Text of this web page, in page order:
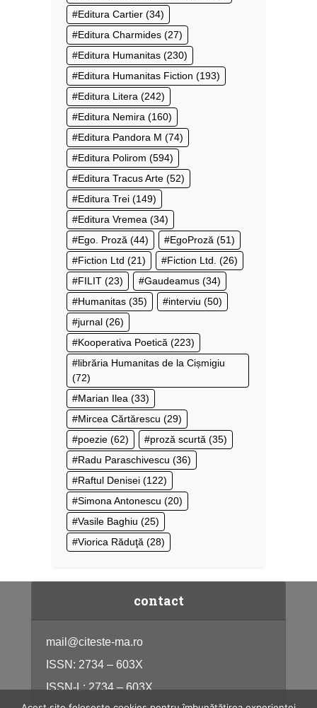
Editura Cartier (34)
Editura Charmides (27)
Editura Humanitas (230)
Editura Humanitas Fiction (193)
Editura Litera (242)
Editura Nemira (160)
Editura Pandora M (74)
Editura Polirom (594)
Editura Tracus Arte (52)
Editura Trei (149)
Editura Vremea (34)
Ego. Proză (44) EgoProză (51)
Fiction Ltd (21) Fiction Ltd. (26)
FILIT (23) Gaudeamus (34)
Humanitas (35) interviu (50)
jurnal (26)
Kooperativa Poetică (223)
librăria Humanitas de la Cișmigiu
(72)
Marian Ilea (33)
Mircea Cărtărescu (29)
poezie (62) proză scurtă (35)
Radu Paraschivescu (36)
Raftul Denisei (122)
Simona Antonescu (20)
Vasile Baghiu (25)
Viorica Răduţă (28)
contact
mail@citeste-ma.ro
ISSN: 2734 – 603X
ISSN-L: 2734 – 603X